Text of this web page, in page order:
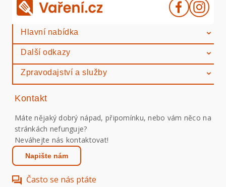
Hlavní nabídka
Další odkazy
Zpravodajství a služby
Kontakt
Máte nějaký dobrý nápad, připomínku, nebo vám něco na
stránkách nefunguje?
Neváhejte nás kontaktovat!
Napište nám
Často se nás ptáte